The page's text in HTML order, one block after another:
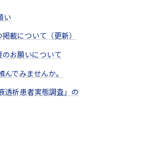
い
載について（更新）
お願いについて
んでみませんか。
透析患者実態調査」の